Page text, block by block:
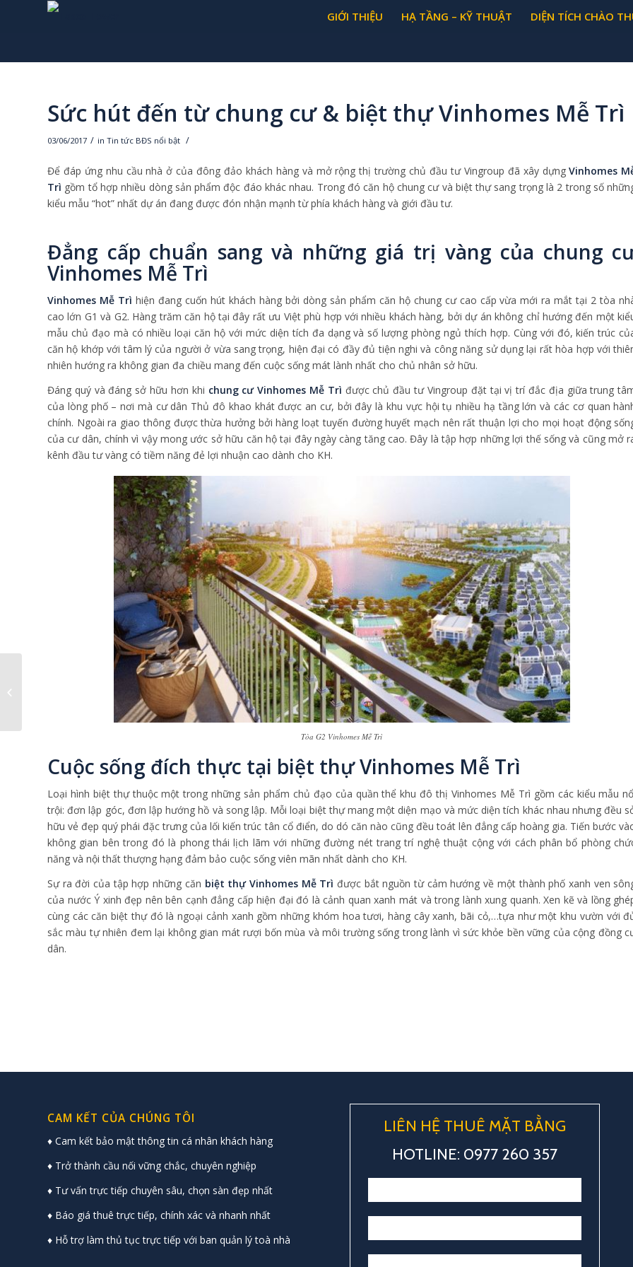
GIỚI THIỆU HẠ TẦNG – KỸ THUẬT DIỆN TÍCH CHÀO
Sức hút đến từ chung cư & biệt thự Vinhomes Mễ Trì
03/06/2017 / in Tin tức BĐS nổi bật /
Để đáp ứng nhu cầu nhà ở của đông đảo khách hàng và mở rộng thị trường chủ đầu tư Vingroup đã xây dựngVinhomes
Trì gồm tổ hợp nhiều dòng sản phẩm độc đáo khác nhau. Trong đó căn hộ chung cư và biệt thự sang trọng là 2 trong số
kiểu mẫu “hot” nhất dự án đang được đón nhận mạnh từ phía khách hàng và giới đầu tư.
Đẳng cấp chuẩn sang và những giá trị vàng của chung
Vinhomes Mễ Trì
Vinhomes Mễ Trì hiện đang cuốn hút khách hàng bởi dòng sản phẩm căn hộ chung cư cao cấp vừa mới ra mắt tại 2 tòa
cao lớn G1 và G2. Hàng trăm căn hộ tại đây rất ưu Việt phù hợp với nhiều khách hàng, bởi dự án không chỉ hướng đến một
mẫu chủ đạo mà có nhiều loại căn hộ với mức diện tích đa dạng và số lượng phòng ngủ thích hợp. Cùng với đó, kiến trúc
căn hộ khớp với tâm lý của người ở vừa sang trọng, hiện đại có đầy đủ tiện nghi và công năng sử dụng lại rất hòa hợp với
nhiên hướng ra không gian đa chiều mang đến cuộc sống mát lành nhất cho chủ nhân sở hữu.
Đáng quý và đáng sở hữu hơn khi chung cư Vinhomes Mễ Trì được chủ đầu tư Vingroup đặt tại vị trí đắc địa giữa trung
của lòng phố – nơi mà cư dân Thủ đô khao khát được an cư, bởi đây là khu vực hội tụ nhiều hạ tầng lớn và các cơ quan
chính. Ngoài ra giao thông được thừa hưởng bởi hàng loạt tuyến đường huyết mạch nên rất thuận lợi cho mọi hoạt động
của cư dân, chính vì vậy mong ước sở hữu căn hộ tại đây ngày càng tăng cao. Đây là tập hợp những lợi thế sống và cũng mở
kênh đầu tư vàng có tiềm năng đẻ lợi nhuận cao dành cho KH.
Tòa G2 Vinhomes Mễ Trì
Cuộc sống đích thực tại biệt thự Vinhomes Mễ Trì
Loại hình biệt thự thuộc một trong những sản phẩm chủ đạo của quần thể khu đô thị Vinhomes Mễ Trì gồm các kiểu mẫu
trội: đơn lập góc, đơn lập hướng hồ và song lập. Mỗi loại biệt thự mang một diện mạo và mức diện tích khác nhau nhưng đều
hữu vẻ đẹp quý phái đặc trưng của lối kiến trúc tân cổ điển, do dó căn nào cũng đều toát lên đẳng cấp hoàng gia. Tiến bước
không gian bên trong đó là phong thái lịch lãm với những đường nét trang trí nghệ thuật cộng với cách phân bổ phòng
năng và nội thất thượng hạng đảm bảo cuộc sống viên mãn nhất dành cho KH.
Sự ra đời của tập hợp những căn biệt thự Vinhomes Mễ Trì được bắt nguồn từ cảm hướng về một thành phố xanh ven
của nước Ý xinh đẹp nên bên cạnh đẳng cấp hiện đại đó là cảnh quan xanh mát và trong lành xung quanh. Xen kẽ và lồng
cùng các căn biệt thự đó là ngoại cảnh xanh gồm những khóm hoa tươi, hàng cây xanh, bãi cỏ,…tựa như một khu vườn với
sắc màu tự nhiên đem lại không gian mát rượi bốn mùa và môi trường sống trong lành vì sức khỏe bền vững của cộng đồng
dân.
CAM KẾT CỦA CHÚNG TÔI
♦ Cam kết bảo mật thông tin cá nhân khách hàng
♦ Trở thành cầu nối vững chắc, chuyên nghiệp
♦ Tư vấn trực tiếp chuyên sâu, chọn sàn đẹp nhất
♦ Báo giá thuê trực tiếp, chính xác và nhanh nhất
♦ Hỗ trợ làm thủ tục trực tiếp với ban quản lý toà nhà
LIÊN HỆ THUÊ MẶT BẰNG
HOTLINE: 0977 260 357